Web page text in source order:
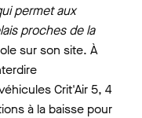
permet aux
proches de la
sur son site. À
Crit'Air 5, 4
à la baisse pour